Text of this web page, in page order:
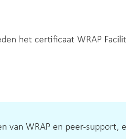
het certificaat WRAP
van WRAP en peer-support,